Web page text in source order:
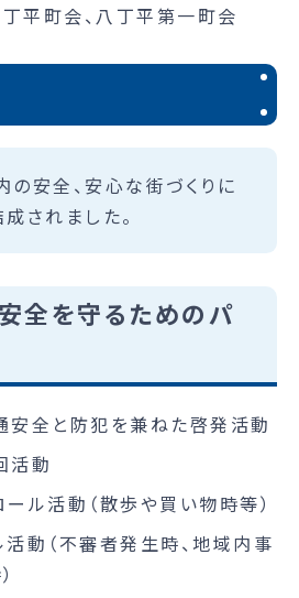
平町会、八丁平第一町会
安全、安心な街づくりに
されました。
全を守るためのパ
安全と防犯を兼ねた啓発活動
活動
ル活動（散歩や買い物時等）
動（不審者発生時、地域内事